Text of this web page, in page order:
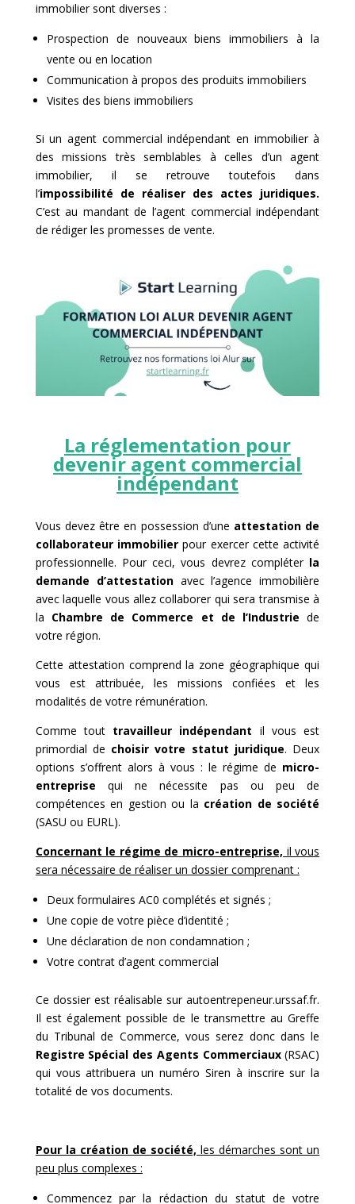
immobilier sont diverses :
Prospection de nouveaux biens immobiliers à la
vente ou en location
Communication à propos des produits immobiliers
Visites des biens immobiliers
Si un agent commercial indépendant en immobilier à
des missions très semblables à celles d’un agent
immobilier, il se retrouve toutefois dans
l’impossibilité de réaliser des actes juridiques.
C’est au mandant de l’agent commercial indépendant
de rédiger les promesses de vente.
La réglementation pour
devenir agent commercial
indépendant
Vous devez être en possession d’une attestation de
collaborateur immobilier pour exercer cette activité
professionnelle. Pour ceci, vous devrez compléter la
demande d’attestationavec l’agence immobilière
avec laquelle vous allez collaborer qui sera transmise à
la Chambre de Commerce et de l’Industrie de
votre région.
Cette attestation comprend la zone géographique qui
vous est attribuée, les missions confiées et les
modalités de votre rémunération.
Comme tout travailleur indépendant il vous est
primordial de choisir votre statut juridique. Deux
options s’offrent alors à vous : le régime de micro-
entreprise qui ne nécessite pas ou peu de
compétences en gestion ou la création de société
(SASU ou EURL).
Concernant le régime de micro-entreprise, il vous
sera nécessaire de réaliser un dossier comprenant :
Deux formulaires AC0 complétés et signés ;
Une copie de votre pièce d’identité ;
Une déclaration de non condamnation ;
Votre contrat d’agent commercial
Ce dossier est réalisable sur autoentrepeneur.urssaf.fr.
Il est également possible de le transmettre au Greffe
du Tribunal de Commerce, vous serez donc dans le
Registre Spécial des Agents Commerciaux(RSAC)
qui vous attribuera un numéro Siren à inscrire sur la
totalité de vos documents.
Pour la création de société, les démarches sont un
peu plus complexes :
Commencez par la rédaction du statut de votre